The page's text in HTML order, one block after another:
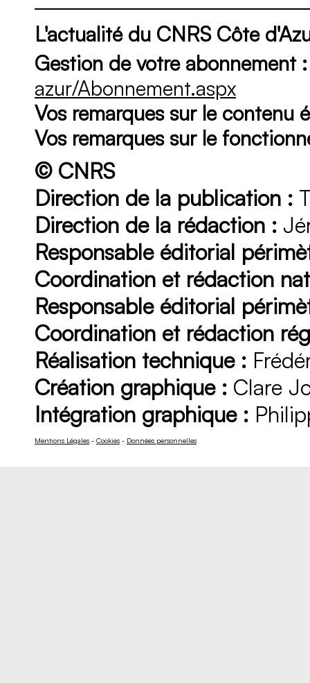
L'actualité du CNRS Côte
Gestion de votre abonnement :
azur/Abonnement.aspx
Vos remarques sur le contenu
Vos remarques sur le
© CNRS
Direction de la publication :
Direction de la rédaction :
Responsable éditorial
Coordination et rédaction
Responsable éditorial
Coordination et rédaction
Réalisation technique :
Création graphique : Clare
Intégration graphique :
Mentions Légales - Cookies - Données personnelles